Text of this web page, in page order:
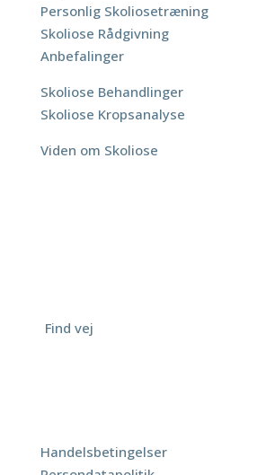
Personlig Skoliosetræning
Skoliose Rådgivning
Anbefalinger
Skoliose Behandlinger
Skoliose Kropsanalyse
Viden om Skoliose
Find vej
Handelsbetingelser